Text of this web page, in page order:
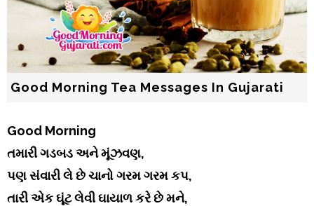
Good Morning Tea Messages In Gujarati
Good Morning
તમારી ગડબડ અને મૂંઝવણ,
પણ સંવારી લે છે ચાનો ગરમ ગરમ કપ,
તારી એક ઘૂંટ લેવી ઘાયાળ કરે છે મને,